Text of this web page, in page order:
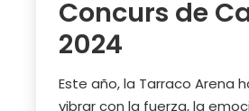
Concurs de
2024
Este año, la Tarraco Arena
vibrar con la fuerza, la